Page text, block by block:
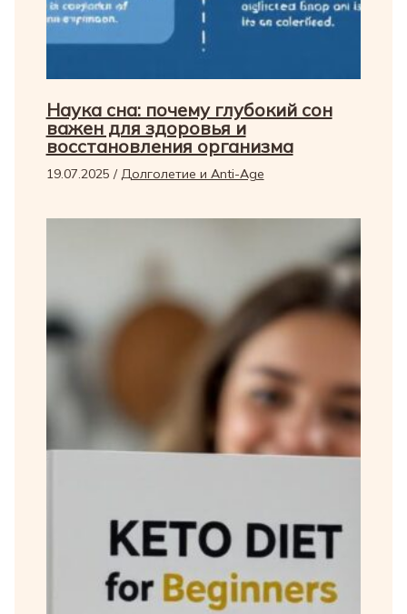
Наука сна: почему глубокий сон
важен для здоровья и
восстановления организма
19.07.2025 /Долголетие и Anti-Age